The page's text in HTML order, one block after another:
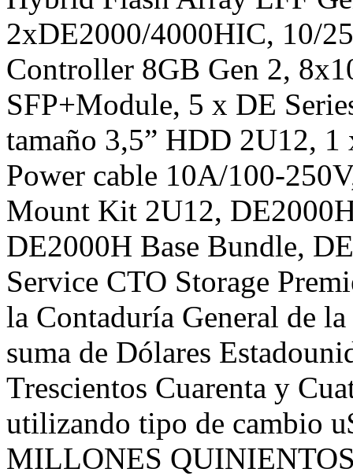
2xDE2000/4000HIC, 10/
Controller 8GB Gen 2,
SFP+Module, 5 x DE
tamaño 3,5” HDD 2U12,
Power cable 10A/100-
Mount Kit 2U12,
DE2000H Base Bundle,
Service CTO Storage
la Contaduría General de
suma de Dólares
Trescientos Cuarenta y
utilizando tipo de cambio
MILLONES